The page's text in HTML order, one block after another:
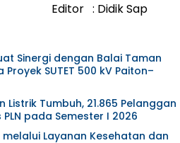
: Didik Sap
Sinergi dengan Balai Taman
SUTET 500 kV Paiton–
Listrik Tumbuh, 21.865 Pelanggan
pada Semester I 2026
melalui Layanan Kesehatan dan